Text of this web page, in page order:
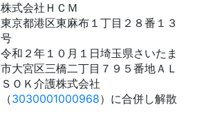
株式会社ＨＣＭ
東京都港区東麻布１丁目２８番１３
号
令和２年１０月１日埼玉県さいたま
市大宮区三橋二丁目７９５番地ＡＬ
ＳＯＫ介護株式会社
（3030001000968）に合併し解散